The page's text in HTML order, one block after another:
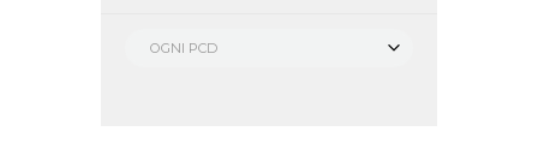
OGNI PCD